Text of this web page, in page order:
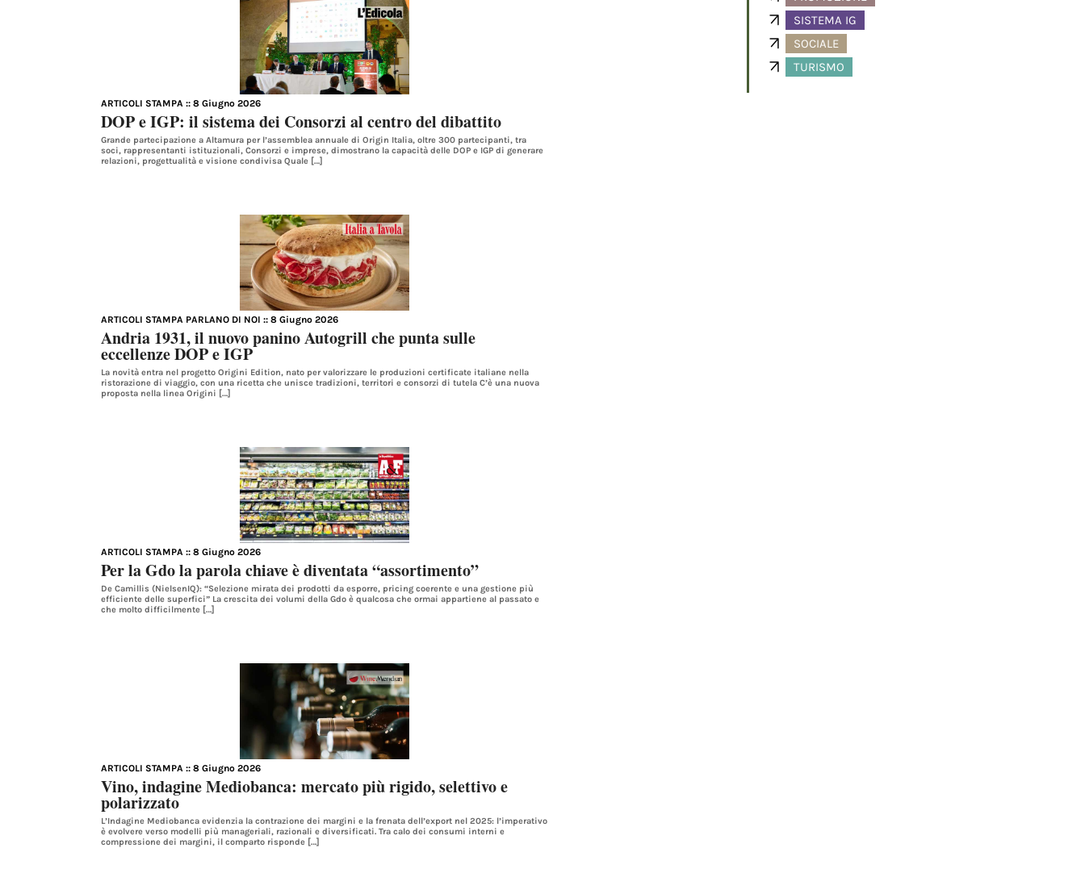
ARTICOLI STAMPA :: 8 Giugno 2026
DOP e IGP: il sistema dei Consorzi al centro del dibattito
Grande partecipazione a Altamura per l’assemblea annuale di Origin Italia, oltre 300 partecipanti, tra
soci, rappresentanti istituzionali, Consorzi e imprese, dimostrano la capacità delle DOP e IGP di generare
relazioni, progettualità e visione condivisa Quale […]
ARTICOLI STAMPA PARLANO DI NOI :: 8 Giugno 2026
Andria 1931, il nuovo panino Autogrill che punta sulle
eccellenze DOP e IGP
La novità entra nel progetto Origini Edition, nato per valorizzare le produzioni certificate italiane nella
ristorazione di viaggio, con una ricetta che unisce tradizioni, territori e consorzi di tutela C’è una nuova
proposta nella linea Origini […]
ARTICOLI STAMPA :: 8 Giugno 2026
Per la Gdo la parola chiave è diventata “assortimento”
De Camillis (NielsenIQ): “Selezione mirata dei prodotti da esporre, pricing coerente e una gestione più
efficiente delle superfici” La crescita dei volumi della Gdo è qualcosa che ormai appartiene al passato e
che molto difficilmente […]
ARTICOLI STAMPA :: 8 Giugno 2026
Vino, indagine Mediobanca: mercato più rigido, selettivo e
polarizzato
L’Indagine Mediobanca evidenzia la contrazione dei margini e la frenata dell’export nel 2025: l’imperativo
è evolvere verso modelli più manageriali, razionali e diversificati. Tra calo dei consumi interni e
compressione dei margini, il comparto risponde […]
SISTEMA IG
SOCIALE
TURISMO